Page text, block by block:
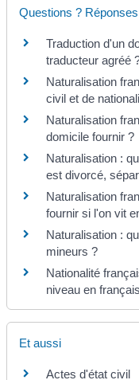
Questions ?
Traduction d'un
traducteur agréé
Naturalisation
civil et de
Naturalisation
domicile fournir ?
Naturalisation :
est divorcé,
Naturalisation
fournir si l'on vit
Naturalisation :
mineurs ?
Nationalité
niveau en
Et aussi
Actes d'état civil